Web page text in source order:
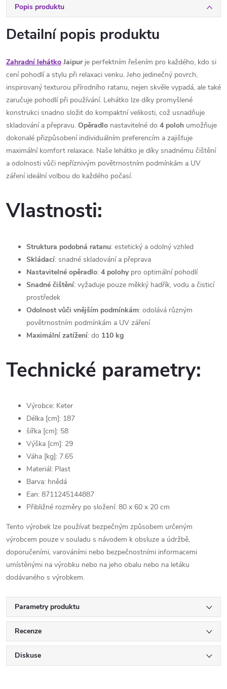
Popis produktu
Detailní popis produktu
Zahradní lehátko Jaipurje perfektním řešením pro každého, kdo si
cení pohodlí a stylu při relaxaci venku. Jeho jedinečný povrch,
inspirovaný texturou přírodního ratanu, nejen skvěle vypadá, ale také
zaručuje pohodlí při používání. Lehátko lze díky promyšlené
konstrukci snadno složit do kompaktní velikosti, což usnadňuje
skladování a přepravu. Opěradlo nastavitelné do 4 poloh umožňuje
dokonalé přizpůsobení individuálním preferencím a zajišťuje
maximální komfort relaxace. Naše lehátko je díky snadnému čištění
a odolnosti vůči nepříznivým povětrnostním podmínkám a UV
záření ideální volbou do každého počasí.
Vlastnosti:
Struktura podobná ratanu: estetický a odolný vzhled
Skládací: snadné skladování a přeprava
Nastavitelné opěradlo: 4 polohypro optimální pohodlí
Snadné čištění: vyžaduje pouze měkký hadřík, vodu a čisticí
prostředek
Odolnost vůči vnějším podmínkám: odolává různým
povětrnostním podmínkám a UV záření
Maximální zatížení: do 110 kg
Technické parametry:
Výrobce: Keter
Délka [cm]: 187
šířka [cm]: 58
Výška [cm]: 29
Váha [kg]: 7.65
Materiál: Plast
Barva: hnědá
Ean: 8711245144887
Přibližné rozměry po složení: 80 x 60 x 20 cm
Tento výrobek lze používat bezpečným způsobem určeným
výrobcem pouze v souladu s návodem k obsluze a údržbě,
doporučeními, varováními nebo bezpečnostními informacemi
umístěnými na výrobku nebo na jeho obalu nebo na letáku
dodávaného s výrobkem.
Parametry produktu
Recenze
Diskuse